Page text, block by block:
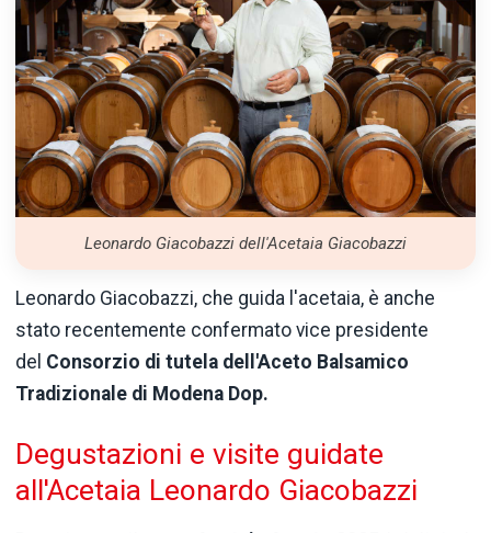
Leonardo Giacobazzi dell'Acetaia Giacobazzi
Leonardo Giacobazzi, che guida l'acetaia, è anche
stato recentemente confermato vice presidente
del Consorzio di tutela dell'Aceto Balsamico
Tradizionale di Modena Dop.
Degustazioni e visite guidate
all'Acetaia Leonardo Giacobazzi